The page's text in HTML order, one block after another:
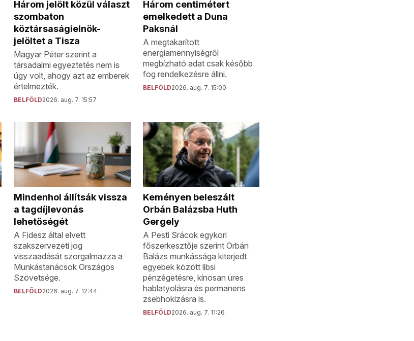
Három jelölt közül választ
szombaton
köztársaságielnök-
jelöltet a Tisza
Magyar Péter szerint a
társadalmi egyeztetés nem is
úgy volt, ahogy azt az emberek
értelmezték.
BELFÖLD2026. aug. 7. 15:57
Három centimétert
emelkedett a Duna
Paksnál
A megtakarított
energiamennyiségről
megbízható adat csak később
fog rendelkezésre állni.
BELFÖLD2026. aug. 7. 15:00
Mindenhol állítsák vissza
a tagdíjlevonás
lehetőségét
A Fidesz által elvett
szakszervezeti jog
visszaadását szorgalmazza a
Munkástanácsok Országos
Szövetsége.
BELFÖLD2026. aug. 7. 12:44
Keményen beleszált
Orbán Balázsba Huth
Gergely
A Pesti Srácok egykori
főszerkesztője szerint Orbán
Balázs munkássága kiterjedt
egyebek között libsi
pénzégetésre, kínosan üres
hablatyolásra és permanens
zsebhokizásra is.
BELFÖLD2026. aug. 7. 11:26